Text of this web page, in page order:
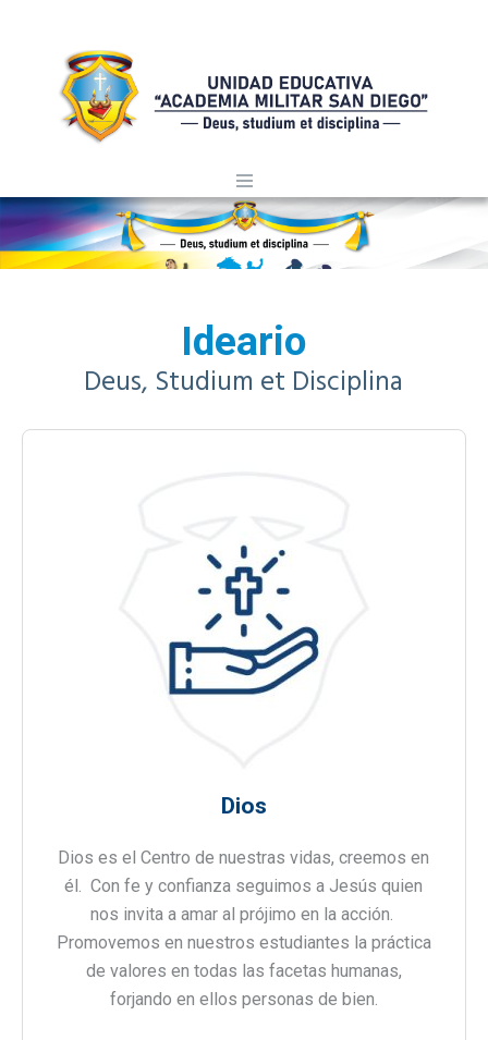
Ideario
Deus, Studium et Disciplina
Dios
Dios es el Centro de nuestras vidas, creemos en
él. Con fe y confianza seguimos a Jesús quien
nos invita a amar al prójimo en la acción.
Promovemos en nuestros estudiantes la práctica
de valores en todas las facetas humanas,
forjando en ellos personas de bien.